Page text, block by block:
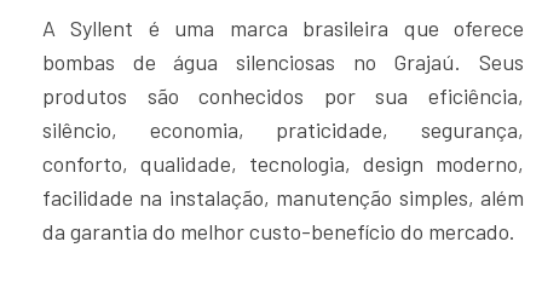
A Syllent é uma marca brasileira que oferece
bombas de água silenciosas no Grajaú. Seus
produtos são conhecidos por sua eficiência,
silêncio, economia, praticidade, segurança,
conforto, qualidade, tecnologia, design moderno,
facilidade na instalação, manutenção simples, além
da garantia do melhor custo-benefício do mercado.